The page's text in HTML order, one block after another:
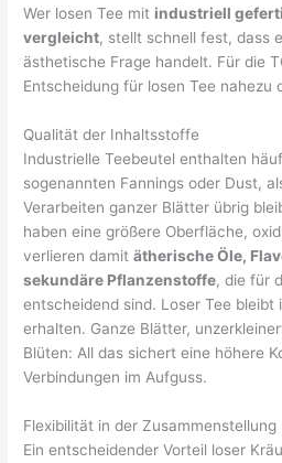
Wer losen Tee mit industriell
vergleicht, stellt schnell fest, dass
ästhetische Frage handelt. Für die
Entscheidung für losen Tee nahezu
Qualität der Inhaltsstoffe
Industrielle Teebeutel enthalten
sogenannten Fannings oder Dust,
Verarbeiten ganzer Blätter übrig
haben eine größere Oberfläche,
verlieren damitätherische Öle,
sekundäre Pflanzenstoffe, die für
entscheidend sind. Loser Tee bleibt
erhalten. Ganze Blätter,
Blüten: All das sichert eine höhere
Verbindungen im Aufguss.
Flexibilität in der Zusammenstellung
Ein entscheidender Vorteil loser